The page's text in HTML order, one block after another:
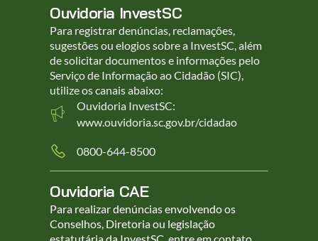
Ouvidoria InvestSC
Para registrar denúncias, reclamações,
sugestões ou elogios sobre a InvestSC, além
de solicitar documentos e informações pelo
Serviço de Informação ao Cidadão (SIC),
utilize os canais abaixo:
Ouvidoria InvestSC:
www.ouvidoria.sc.gov.br/cidadao
0800-644-8500
Ouvidoria CAE
Para realizar denúncias envolvendo os
Conselhos, Diretoria ou legislação